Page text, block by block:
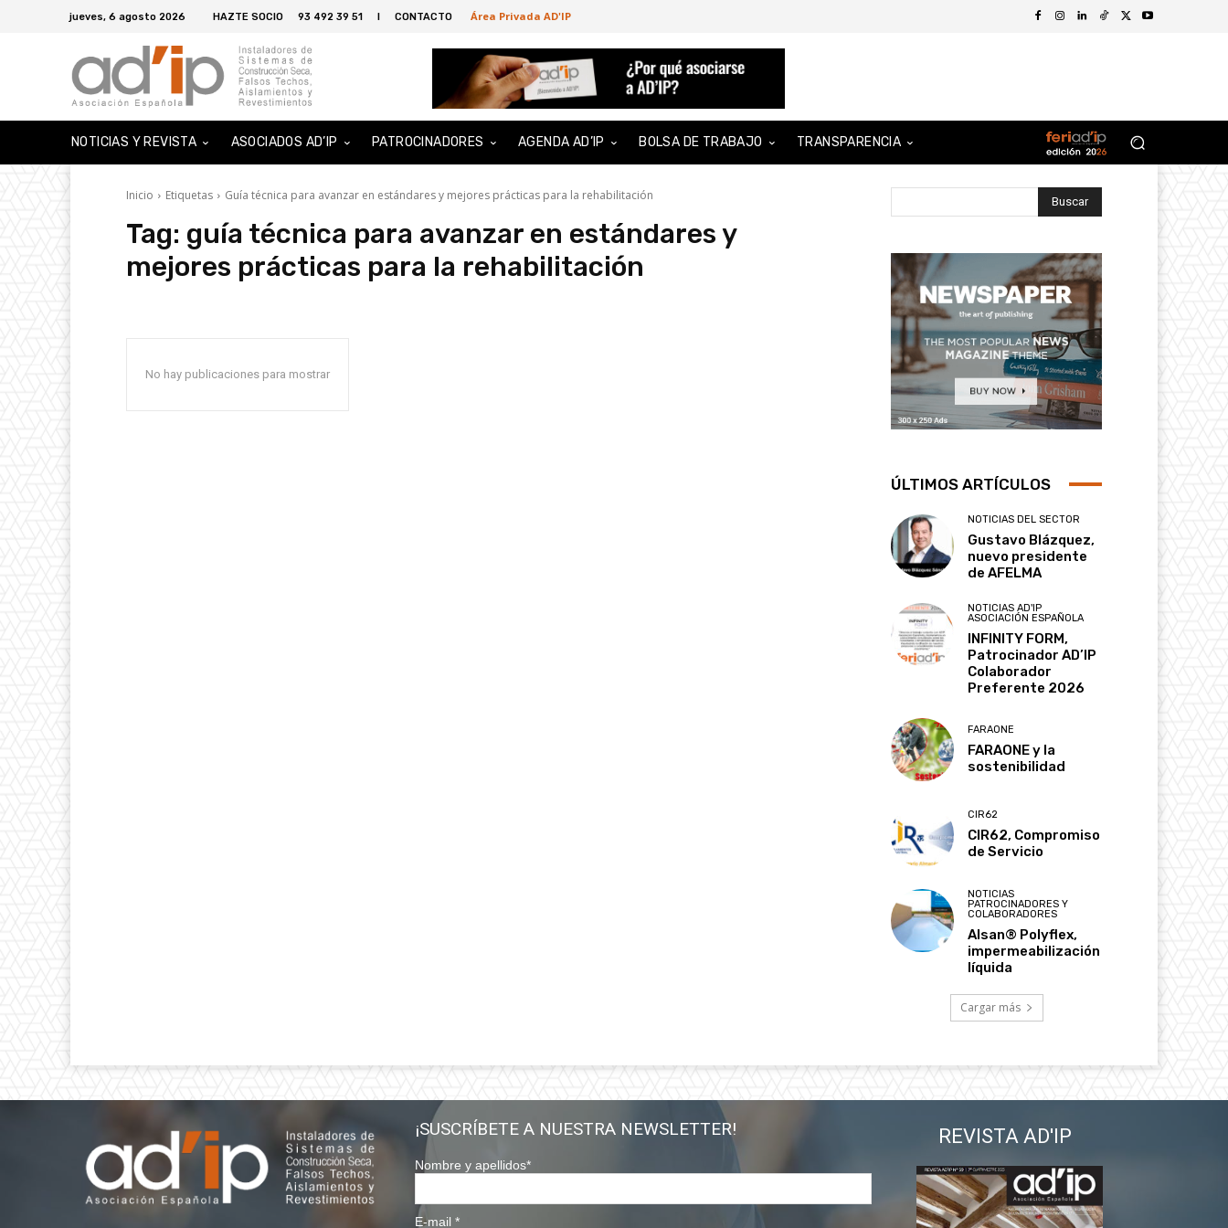
jueves, 6 agosto 2026 HAZTE SOCIO 93 492 39 51 I CONTACTO Área Privada AD'IP
NOTICIAS Y REVISTA ASOCIADOS AD’IP PATROCINADORES AGENDA AD’IP BOLSA DE TRABAJO TRANSPARENCIA
Inicio Etiquetas Guía técnica para avanzar en estándares y mejores prácticas para la rehabilitación
Tag: guía técnica para avanzar en estándares y
mejores prácticas para la rehabilitación
No hay publicaciones para mostrar
Buscar
ÚLTIMOS ARTÍCULOS
NOTICIAS DEL SECTOR
Gustavo Blázquez,
nuevo presidente
de AFELMA
NOTICIAS AD'IP
ASOCIACIÓN ESPAÑOLA
INFINITY FORM,
Patrocinador AD’IP
Colaborador
Preferente 2026
FARAONE
FARAONE y la
sostenibilidad
CIR62
CIR62, Compromiso
de Servicio
NOTICIAS
PATROCINADORES Y
COLABORADORES
Alsan® Polyflex,
impermeabilización
líquida
Cargar más
¡SUSCRÍBETE A NUESTRA NEWSLETTER!
Nombre y apellidos*
E-mail*
REVISTA AD'IP